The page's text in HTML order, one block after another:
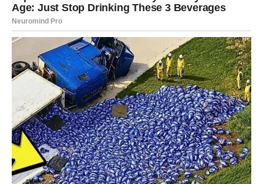
U ljubavi, Bik shvata šta želi dugoročno, a šta je bila samo
navika. Finansijski, mogući su manji, ali značajni dobici ili
dogovori koji otvaraju vrata većoj sigurnosti u bliskoj
budućnosti. Zvezde vam poručuju:verujte procesu, jer
ste na pravom putu.
BLIZANCI
Za Blizance, druga dekada februara donosimentalno
buđenje. Misli se razbistruju, a dileme koje su vas mučile
konačno dobijaju oblik i smisao. Ovo je period u kojem